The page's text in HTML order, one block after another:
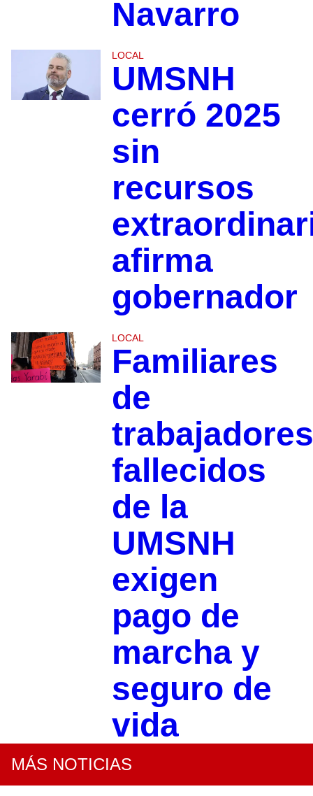
Navarro
LOCAL
UMSNH
cerró 2025
sin
recursos
afirma
gobernador
LOCAL
Familiares
de
trabajadores
fallecidos
de la
UMSNH
exigen
pago de
marcha y
seguro de
vida
MÁS NOTICIAS